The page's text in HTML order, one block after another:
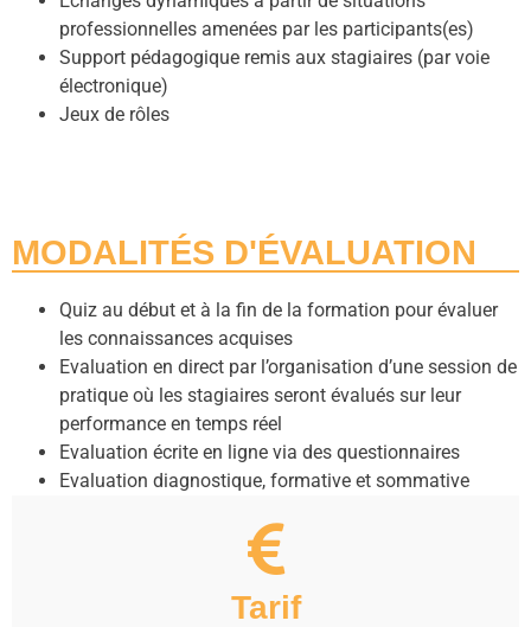
professionnelles amenées par les participants(es)
Support pédagogique remis aux stagiaires (par voie
électronique)
Jeux de rôles
MODALITÉS D'ÉVALUATION
Quiz au début et à la fin de la formation pour évaluer
les connaissances acquises
Evaluation en direct par l’organisation d’une session de
pratique où les stagiaires seront évalués sur leur
performance en temps réel
Evaluation écrite en ligne via des questionnaires
Evaluation diagnostique, formative et sommative
Tarif